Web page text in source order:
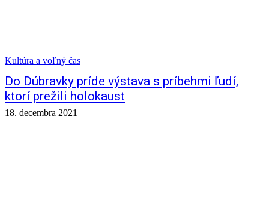
Kultúra a voľný čas
Do Dúbravky príde výstava s príbehmi ľudí,
ktorí prežili holokaust
18. decembra 2021